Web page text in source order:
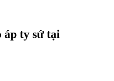
áp ty sứ tại